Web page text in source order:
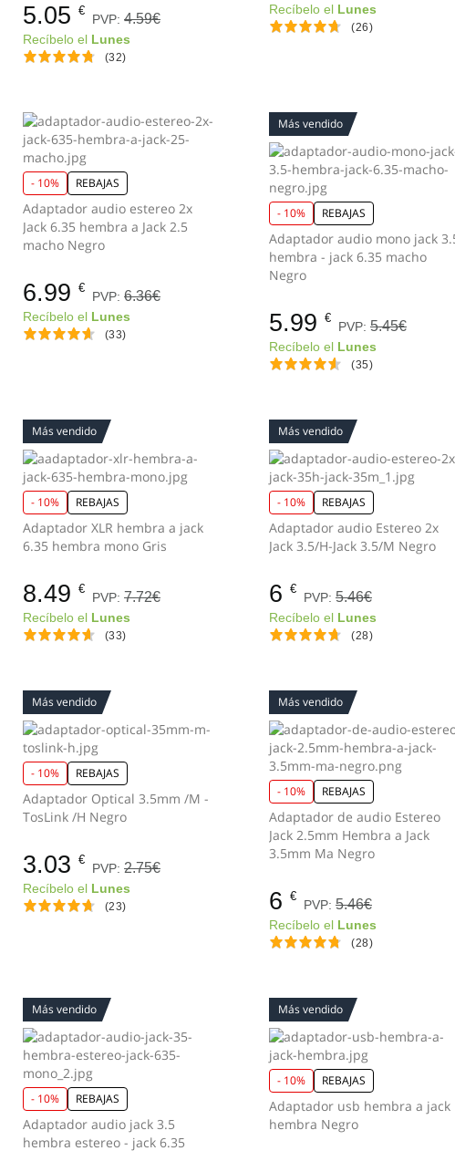
5.05 €
PVP: 4.59€
Recíbelo el Lunes
(32)
Recíbelo el Lunes
(26)
- 10% REBAJAS
Adaptador audio estereo 2x
Jack 6.35 hembra a Jack 2.5
macho Negro
6.99 €
PVP: 6.36€
Recíbelo el Lunes
(33)
Más vendido
- 10% REBAJAS
Adaptador audio mono jack
hembra - jack 6.35 macho
Negro
5.99 €
PVP:5.45€
Recíbelo el Lunes
(35)
Más vendido
- 10% REBAJAS
Adaptador XLR hembra a jack
6.35 hembra mono Gris
8.49 €
PVP: 7.72€
Recíbelo el Lunes
(33)
Más vendido
- 10% REBAJAS
Adaptador audio Estereo 2x
Jack 3.5/H-Jack 3.5/M Negro
6 €
PVP:5.46€
Recíbelo el Lunes
(28)
Más vendido
- 10% REBAJAS
Adaptador Optical 3.5mm /M -
TosLink /H Negro
3.03 €
PVP: 2.75€
Recíbelo el Lunes
(23)
Más vendido
- 10% REBAJAS
Adaptador de audio Estereo
Jack 2.5mm Hembra a Jack
3.5mm Ma Negro
6 €
PVP:5.46€
Recíbelo el Lunes
(28)
Más vendido
- 10% REBAJAS
Adaptador audio jack 3.5
hembra estereo - jack 6.35
Más vendido
- 10% REBAJAS
Adaptador usb hembra a jack
hembra Negro